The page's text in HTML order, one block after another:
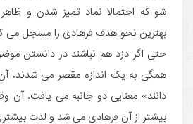
شو که احتمالا نماد تمیز شدن و
بهترین نحو هدف فرهادی را مسجل می
حتی اگر دزد هم نباشند در دانستن
همگی به یک اندازه مقصر می شدند.
دانند» معنایی دو جانبه می یافت. آن
بیشتر از آنِ فرهادی می شد و لذت